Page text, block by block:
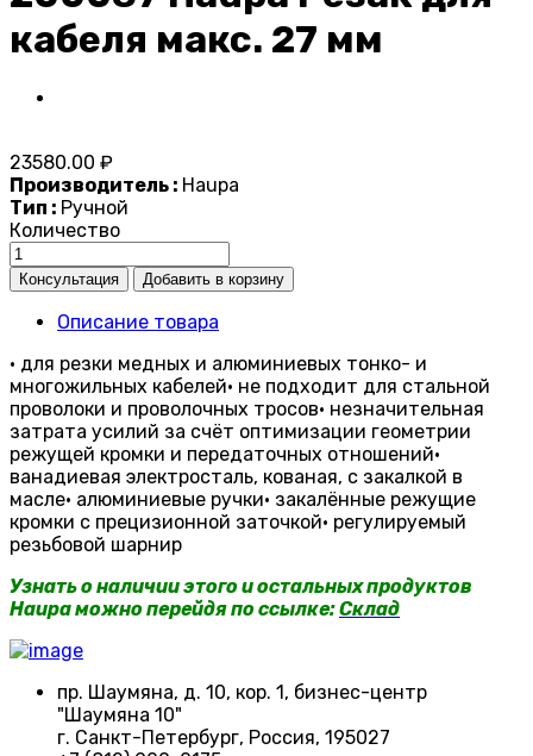
кабеля макс. 27 мм
23580.00 ₽
Производитель : Haupa
Тип : Ручной
Количество
Описание товара
• для резки медных и алюминиевых тонко- и
многожильных кабелей• не подходит для стальной
проволоки и проволочных тросов• незначительная
затрата усилий за счёт оптимизации геометрии
режущей кромки и передаточных отношений•
ванадиевая электросталь, кованая, с закалкой в
масле• алюминиевые ручки• закалённые режущие
кромки с прецизионной заточкой• регулируемый
резьбовой шарнир
Узнать о наличии этого и остальных продуктов
Haupa можно перейдя по ссылке:Склад
пр. Шаумяна, д. 10, кор. 1, бизнес-центр
"Шаумяна 10"
г. Санкт-Петербург, Россия, 195027